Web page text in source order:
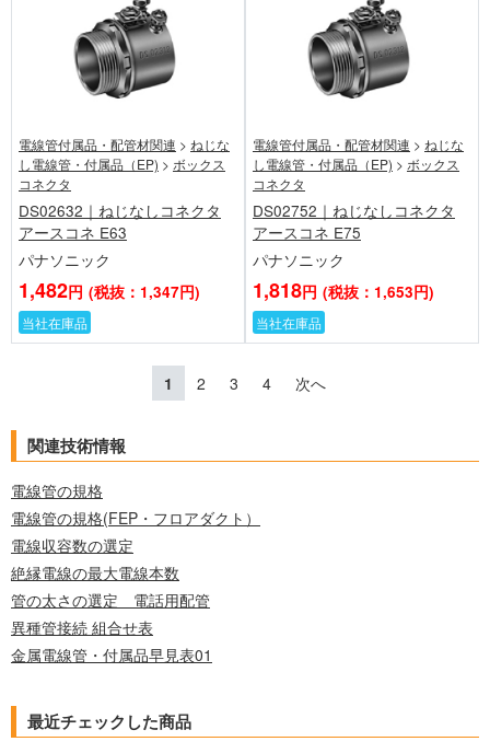
電線管付属品・配管材関連 > ねじな
し電線管・付属品（EP) > ボックス
コネクタ
DS02632｜ねじなしコネクタ
アースコネ E63
パナソニック
1,482円 (税抜：1,347円)
当社在庫品
電線管付属品・配管材関連 > ねじな
し電線管・付属品（EP) > ボックス
コネクタ
DS02752｜ねじなしコネクタ
アースコネ E75
パナソニック
1,818円 (税抜：1,653円)
当社在庫品
1 2 3 4 次へ
関連技術情報
電線管の規格
電線管の規格(FEP・フロアダクト）
電線収容数の選定
絶縁電線の最大電線本数
管の太さの選定 電話用配管
異種管接続 組合せ表
金属電線管・付属品早見表01
最近チェックした商品